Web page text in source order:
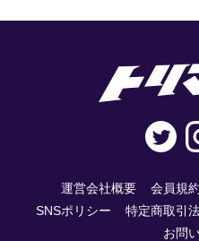
運営会社概要 会員規約
SNSポリシー
特定商取引
お問